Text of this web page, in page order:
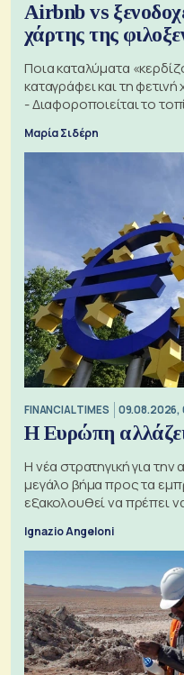
Airbnb vs
χάρτης της
Ποια καταλύματα
καταγράφει και τη
- Διαφοροποιείται το
Μαρία Σιδέρη
FINANCIAL TIMES 09.08.2026,
Η Ευρώπη
Η νέα στρατηγική για την
μεγάλο βήμα προς τα
εξακολουθεί να πρέπει
Ignazio Angeloni